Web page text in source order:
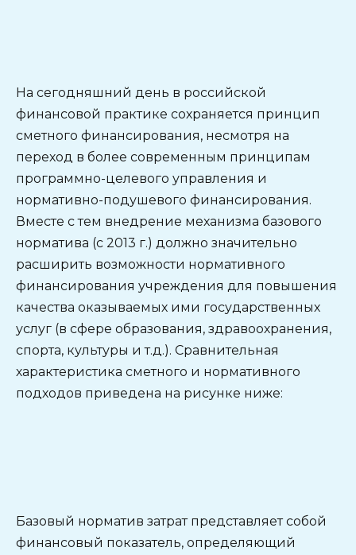
На сегодняшний день в российской
финансовой практике сохраняется принцип
сметного финансирования, несмотря на
переход в более современным принципам
программно-целевого управления и
нормативно-подушевого финансирования.
Вместе с тем внедрение механизма базового
норматива (с 2013 г.) должно значительно
расширить возможности нормативного
финансирования учреждения для повышения
качества оказываемых ими государственных
услуг (в сфере образования, здравоохранения,
спорта, культуры и т.д.). Сравнительная
характеристика сметного и нормативного
подходов приведена на рисунке ниже:
Базовый норматив затрат представляет собой
финансовый показатель, определяющий